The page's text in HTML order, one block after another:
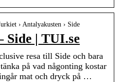
› Antalyakusten › Side
Side | TUI.se
resa till Side och bara
på vad någonting kostar
mat och dryck på …